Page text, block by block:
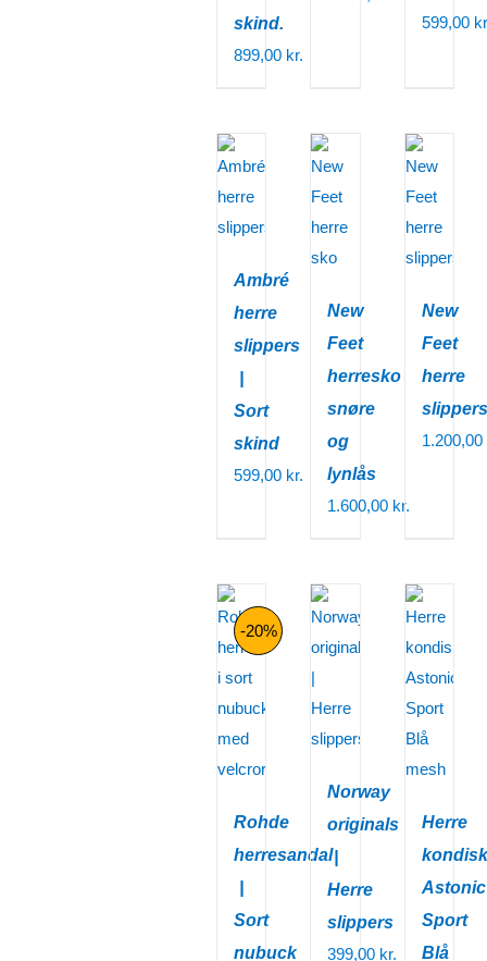
skind.
899,00 kr.
599,00
Ambré
herre
slippers
Sort
skind
599,00 kr.
New
Feet
herresko
snøre
og
lynlås
1.600,00 kr.
New
Feet
herre
1.200,00
-20%
Rohde
herresandal
Sort
nubuck
Norway
originals
|
Herre
slippers
399,00 kr.
Herre
Astonic
Sport
Blå